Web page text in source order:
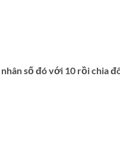
nhân số đó với 10 rồi chia